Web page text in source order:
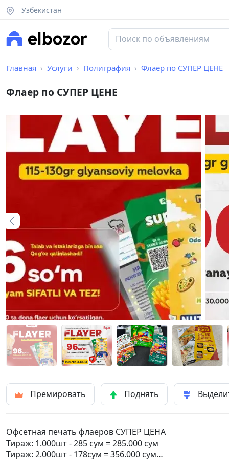
Узбекистан
Главная Услуги Полиграфия Флаер по СУПЕР ЦЕНЕ
Флаер по СУПЕР ЦЕНЕ
Премировать Поднять
Офсетная печать флаеров СУПЕР ЦЕНА
Тираж: 1.000шт - 285 сум = 285.000 сум
Тираж: 2.000шт - 178сум = 356.000 сум